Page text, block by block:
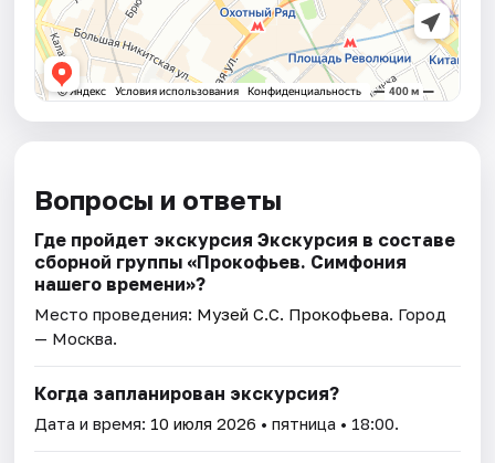
Вопросы и ответы
Где пройдет экскурсия Экскурсия в составе
сборной группы «Прокофьев. Симфония
нашего времени»?
Место проведения: Музей С.С. Прокофьева. Город
— Москва.
Когда запланирован экскурсия?
Дата и время: 10 июля 2026 • пятница • 18:00.